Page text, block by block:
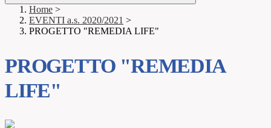
Home >
EVENTI a.s. 2020/2021 >
PROGETTO "REMEDIA LIFE"
PROGETTO "REMEDIA
LIFE"